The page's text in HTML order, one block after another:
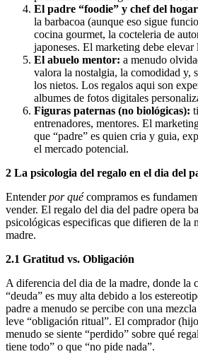
El padre “foodie” y chef del
la barbacoa (aunque eso sigue
cocina gourmet, la cocteleria de
japoneses. El marketing debe
El abuelo mentor: a menudo
valora la nostalgia, la comodidad y,
los nietos. Los regalos aqui son
albumes de fotos digitales
Figuras paternas (no biológicas):
entrenadores, mentores. El
que “padre” es quien cria y guia,
el mercado potencial.
2 La psicologia del regalo en el dia del
Entenderpor quécompramos es
vender. El regalo del dia del padre opera
psicológicas especificas que difieren de la
madre.
2.1 Gratitud vs. Obligación
A diferencia del dia de la madre, donde la
“deuda” es muy alta debido a los
padre a menudo se percibe con una
leve “obligación ritual”. El comprador
menudo se siente “perdido” sobre qué
tiene todo” o que “no pide nada”.